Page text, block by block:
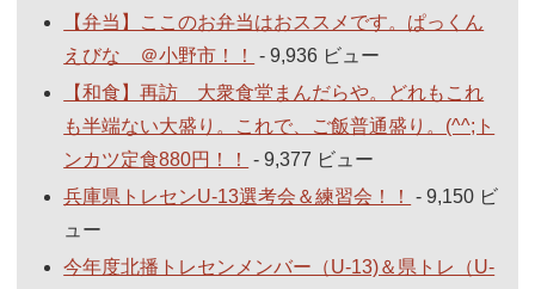
【弁当】ここのお弁当はおススメです。ぱっくん
えびな ＠小野市！！
- 9,936 ビュー
【和食】再訪 大衆食堂まんだらや。どれもこれ
も半端ない大盛り。これで、ご飯普通盛り。(^^;ト
ンカツ定食880円！！
- 9,377 ビュー
兵庫県トレセンU-13選考会＆練習会！！
- 9,150 ビ
ュー
今年度北播トレセンメンバー（U-13)＆県トレ（U-